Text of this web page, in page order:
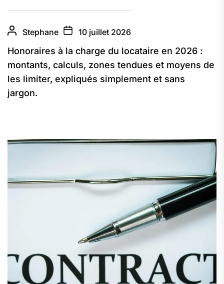
Stephane 10 juillet 2026
Honoraires à la charge du locataire en 2026 :
montants, calculs, zones tendues et moyens de
les limiter, expliqués simplement et sans
jargon.